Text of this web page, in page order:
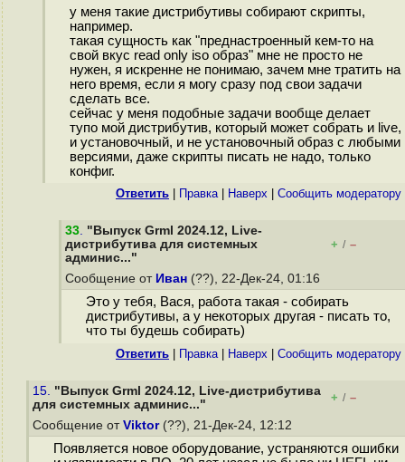
у меня такие дистрибутивы собирают скрипты,
например.
такая сущность как "преднастроенный кем-то на
свой вкус read only iso образ" мне не просто не
нужен, я искренне не понимаю, зачем мне тратить на
него время, если я могу сразу под свои задачи
сделать все.
сейчас у меня подобные задачи вообще делает
тупо мой дистрибутив, который может собрать и live,
и установочный, и не установочный образ с любыми
версиями, даже скрипты писать не надо, только
конфиг.
Ответить Правка| Наверх Cообщить модератору
33. "Выпуск Grml 2024.12, Live-
дистрибутива для системных
админис..."
+ / –
Сообщение от Иван (??), 22-Дек-24, 01:16
Это у тебя, Вася, работа такая - собирать
дистрибутивы, а у некоторых другая - писать то,
что ты будешь собирать)
Ответить Правка| Наверх Cообщить модератору
15. "Выпуск Grml 2024.12, Live-дистрибутива
для системных админис..."
+ / –
Сообщение от Viktor(??), 21-Дек-24, 12:12
Появляется новое оборудование, устраняются ошибки